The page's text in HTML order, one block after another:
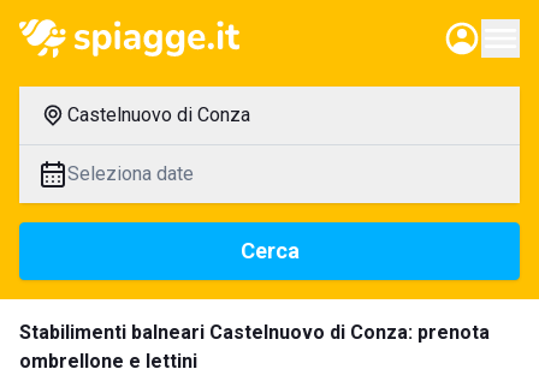
Castelnuovo di Conza
Seleziona date
Cerca
Stabilimenti balneari Castelnuovo di Conza: prenota
ombrellone e lettini